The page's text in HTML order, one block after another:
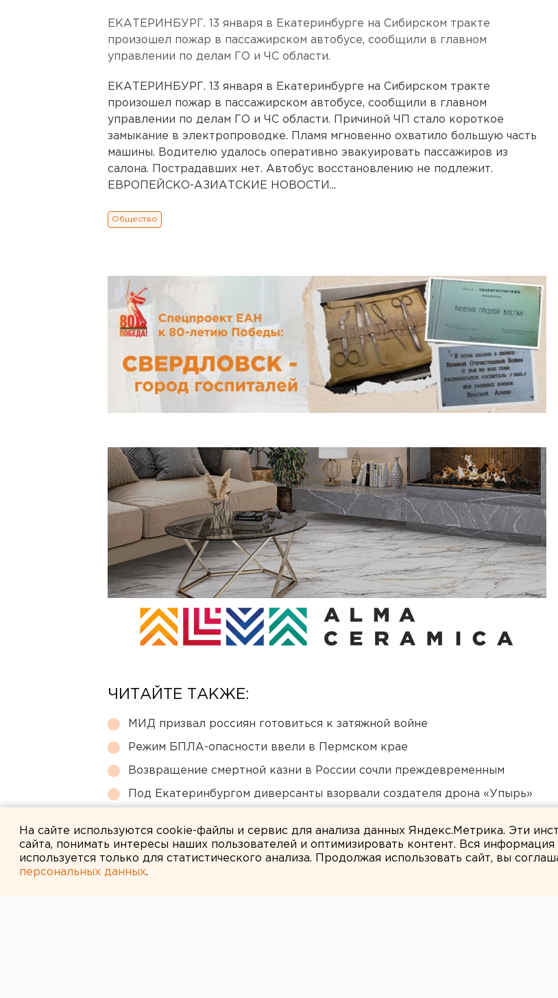
ЕКАТЕРИНБУРГ. 13 января в Екатеринбурге на Сибирском тракте
произошел пожар в пассажирском автобусе, сообщили в главном
управлении по делам ГО и ЧС области.
ЕКАТЕРИНБУРГ. 13 января в Екатеринбурге на Сибирском тракте
произошел пожар в пассажирском автобусе, сообщили в главном
управлении по делам ГО и ЧС области. Причиной ЧП стало короткое
замыкание в электропроводке. Пламя мгновенно охватило большую часть
машины. Водителю удалось оперативно эвакуировать пассажиров из
салона. Пострадавших нет. Автобус восстановлению не подлежит.
ЕВРОПЕЙСКО-АЗИАТСКИЕ НОВОСТИ...
Общество
ЧИТАЙТЕ ТАКЖЕ:
МИД призвал россиян готовиться к затяжной войне
Режим БПЛА-опасности ввели в Пермском крае
Возвращение смертной казни в России сочли преждевременным
Под Екатеринбургом диверсанты взорвали создателя дрона «Упырь»
На сайте используются cookie-файлы и сервис для анализа данных Яндекс.Метрика. Эти
сайта, понимать интересы наших пользователей и оптимизировать контент. Вся
используется только для статистического анализа. Продолжая использовать сайт, вы
персональных данных.